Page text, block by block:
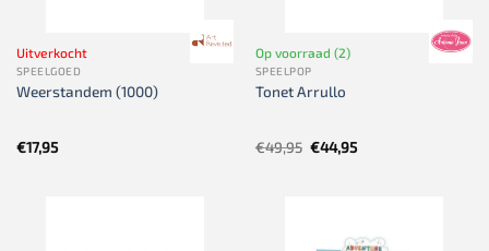
Uitverkocht
SPEELGOED
Weerstandem (1000)
€17,95
Op voorraad (2)
SPEELPOP
Tonet Arrullo
€49,95 Oorspronkelijke
€44,95Huidige